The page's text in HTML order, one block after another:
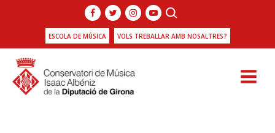
ESCOLA DE MÚSICA VOLS TREBALLAR AMB NOSALTRES?